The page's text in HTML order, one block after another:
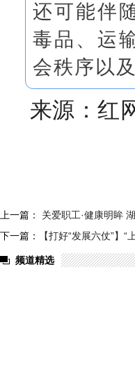
还可能伴
毒品、运
会秩序以
来源：红
上一篇： 关爱职工·健康明眸
下一篇：
【打好“发展六仗”】
频道精选